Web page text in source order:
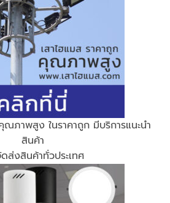
ภาพสูง ในราคาถูก มีบริการแนะนำ
สินค้า
ดส่งสินค้าทั่วประเทศ